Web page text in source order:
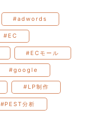
#adwords
#EC
#ECモール
#google
#LP制作
#PEST分析